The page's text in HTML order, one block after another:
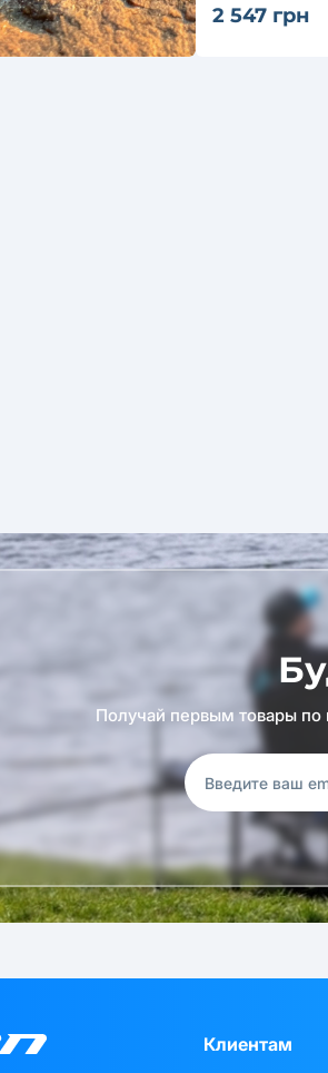
2 547 грн
Получай первым товары по
Клиентам